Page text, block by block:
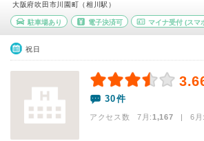
大阪府吹田市川園町（相川駅）
駐車場あり 電子決済可 マイナ受付 (スマ
祝日
30件
アクセス数 7月:1,167 | 6月